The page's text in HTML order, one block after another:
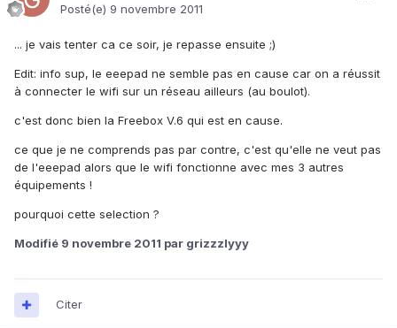
Posté(e) 9 novembre 2011
... je vais tenter ca ce soir, je repasse ensuite ;)
Edit: info sup, le eeepad ne semble pas en cause car on a réussit
à connecter le wifi sur un réseau ailleurs (au boulot).
c'est donc bien la Freebox V.6 qui est en cause.
ce que je ne comprends pas par contre, c'est qu'elle ne veut pas
de l'eeepad alors que le wifi fonctionne avec mes 3 autres
équipements !
pourquoi cette selection ?
Modifié 9 novembre 2011 par grizzzlyyy
Citer